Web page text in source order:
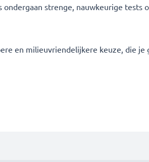
strenge, nauwkeurige tests
en milieuvriendelijkere keuze, die